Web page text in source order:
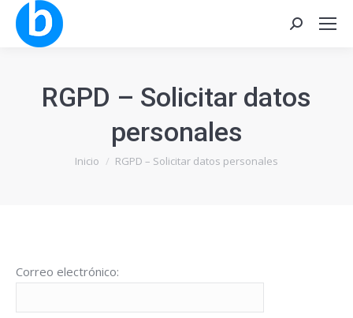
Buscar:
RGPD – Solicitar datos
personales
Estás aquí:
Inicio RGPD – Solicitar datos personales
Correo electrónico: